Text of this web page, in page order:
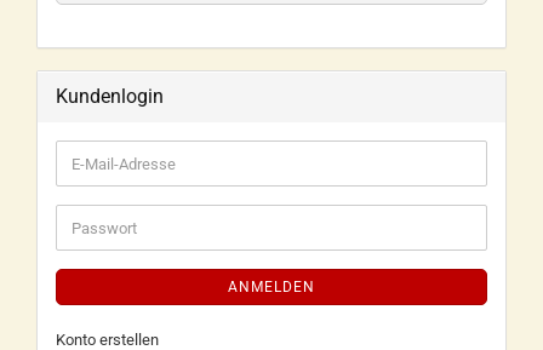
Kundenlogin
ANMELDEN
Konto erstellen